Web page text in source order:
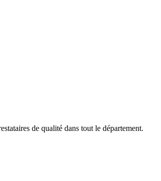
de qualité dans tout le département.